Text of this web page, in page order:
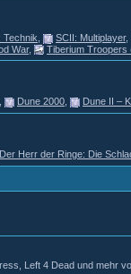
Technik SCII: Multiplayer,
War, Tiberium Troopers
Dune 2000 Dune II –
Der Herr der Ringe: Die
Left 4 Dead und mehr